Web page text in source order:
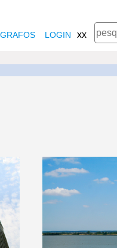
LOGIN xx